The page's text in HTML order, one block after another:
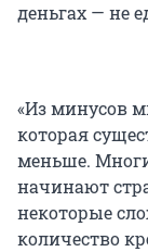
деньгах — не
«Из минусов
которая
меньше.
начинают
некоторые
количество